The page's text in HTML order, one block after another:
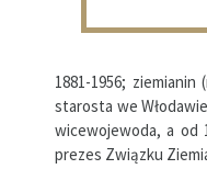
1881-1956; ziemianin
starosta we
wicewojewoda, a od
prezes Związku